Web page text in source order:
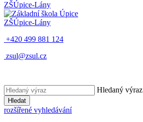
ZŠÚpice-Lány
ZŠÚpice-Lány
+420 499 881 124
zsul@zsul.cz
Hledaný výraz
Hledat
rozšířené vyhledávání